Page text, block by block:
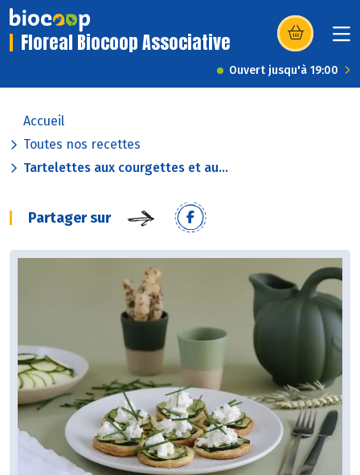
Floreal Biocoop Associative (s’ouvre dans
Ouvert jusqu'à 19:00
Accueil
Toutes nos recettes
Tartelettes aux courgettes et au...
Partager sur